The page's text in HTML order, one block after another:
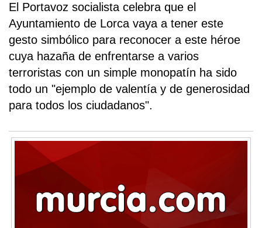
El Portavoz socialista celebra que el
Ayuntamiento de Lorca vaya a tener este
gesto simbólico para reconocer a este héroe
cuya hazaña de enfrentarse a varios
terroristas con un simple monopatín ha sido
todo un "ejemplo de valentía y de generosidad
para todos los ciudadanos".